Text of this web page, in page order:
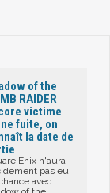
of the
RAIDER
victime
fuite, on
la date de
Enix n'aura
pas eu
avec